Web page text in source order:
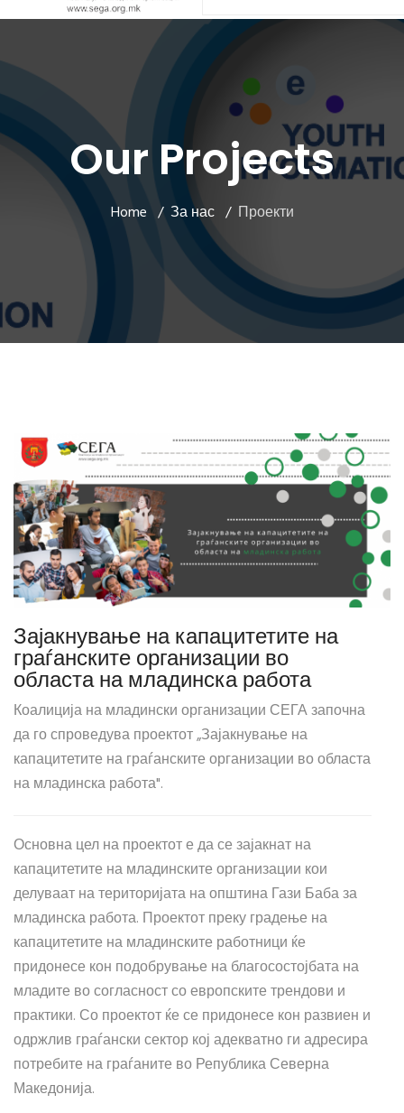
Our Projects
Home За нас Проекти
Зајакнување на капацитетите на
граѓанските организации во
областа на младинска работа
Коалиција на младински организации СЕГА започна
да го спроведува проектот „Зајакнување на
капацитетите на граѓанските организации во областа
на младинска работа".
Основна цел на проектот е да се зајакнат на
капацитетите на младинските организации кои
делуваат на територијата на општина Гази Баба за
младинска работа. Проектот преку градење на
капацитетите на младинските работници ќе
придонесе кон подобрување на благосостојбата на
младите во согласност со европските трендови и
практики. Со проектот ќе се придонесе кон развиен и
одржлив граѓански сектор кој адекватно ги адресира
потребите на граѓаните во Република Северна
Македонија.